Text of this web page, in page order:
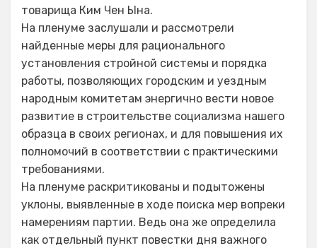
товарища Ким Чен Ына.
На пленуме заслушали и рассмотрели
найденные меры для рационального
установления стройной системы и порядка
работы, позволяющих городским и уездным
народным комитетам энергично вести новое
развитие в строительстве социализма нашего
образца в своих регионах, и для повышения их
полномочий в соответствии с практическими
требованиями.
На пленуме раскритикованы и подытожены
уклоны, выявленные в ходе поиска мер вопреки
намерениям партии. Ведь она же определила
как отдельный пункт повестки дня важного